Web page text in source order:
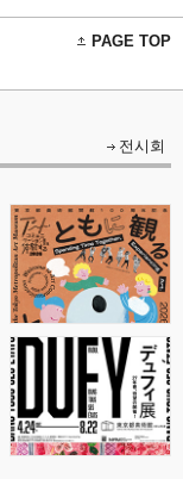
PAGE TOP
전시회